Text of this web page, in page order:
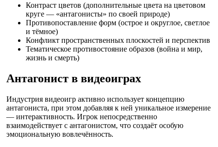
Контраст цветов (дополнительные цвета на цветовом
круге — «антагонисты» по своей природе)
Противопоставление форм (острое и округлое, светлое
и тёмное)
Конфликт пространственных плоскостей и перспектив
Тематическое противостояние образов (война и мир,
жизнь и смерть)
Антагонист в видеоиграх
Индустрия видеоигр активно использует концепцию
антагониста, при этом добавляя к ней уникальное измерение
— интерактивность. Игрок непосредственно
взаимодействует с антагонистом, что создаёт особую
эмоциональную вовлечённость.